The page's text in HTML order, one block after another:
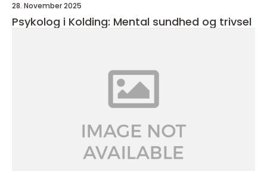
28. November 2025
Psykolog i Kolding: Mental sundhed og trivsel